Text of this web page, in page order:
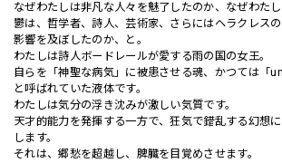
なぜわたしは非凡な人々を魅了したのか、なぜわた
鬱は、哲学者、詩人、芸術家、さらにはヘラクレス
影響を及ぼしたのか、と。
わたしは詩人ボードレールが愛する雨の国の女王。
自らを「神聖な病気」に被患させる魂、かつては「
と呼ばれていた液体です。
わたしは気分の浮き沈みが激しい気質です。
天才的能力を発揮する一方で、狂気で錯乱する幻想
します。
それは、郷愁を超越し、脾臓を目覚めさせます。